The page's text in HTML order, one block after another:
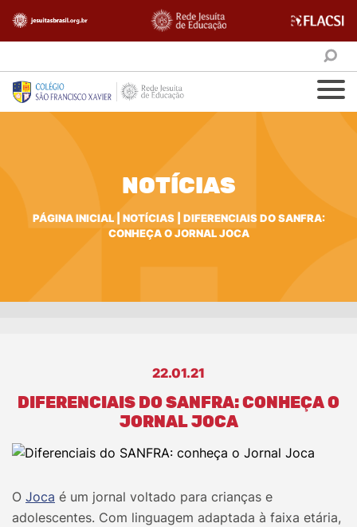
NOTÍCIAS
PÁGINA INICIAL| NOTÍCIAS| DIFERENCIAIS DO SANFRA:
CONHEÇA O JORNAL JOCA
22.01.21
DIFERENCIAIS DO SANFRA: CONHEÇA O
JORNAL JOCA
O Joca é um jornal voltado para crianças e
adolescentes. Com linguagem adaptada à faixa etária,